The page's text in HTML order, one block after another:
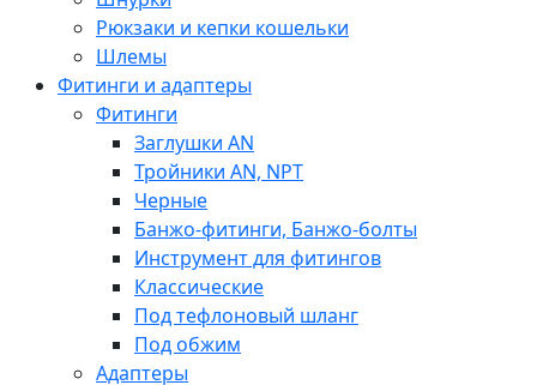
Рюкзаки и кепки кошельки
Шлемы
Фитинги и адаптеры
Фитинги
Заглушки AN
Тройники AN, NPT
Черные
Банжо-фитинги, Банжо-болты
Инструмент для фитингов
Классические
Под тефлоновый шланг
Под обжим
Адаптеры